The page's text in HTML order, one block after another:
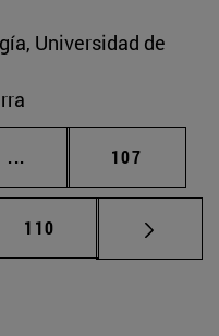
Universidad de
... Páginas intermedias
Página
107
Página
110